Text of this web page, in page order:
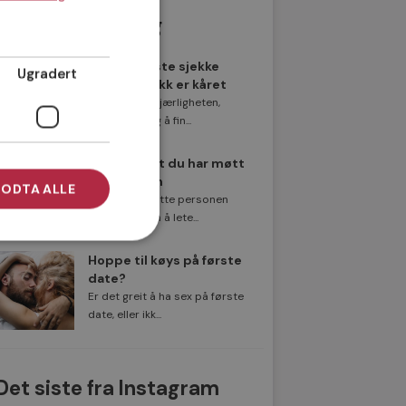
innlegg
Norges beste sjekke
sjekkereplikk er kåret
På jakt etter kjærligheten,
men vanskelig å fin...
8 tegn på at du har møtt
rett person
Å finne den rette personen
kan føles som å lete...
Hoppe til køys på første
date?
Er det greit å ha sex på første
date, eller ikk...
siste fra Instagram
Ugradert
ALLE